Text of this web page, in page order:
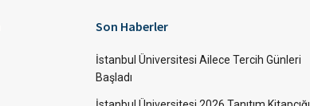
Son Haberler
İstanbul Üniversitesi Ailece Tercih Günleri
Başladı